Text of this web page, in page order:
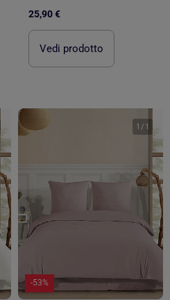
25,90 €
Vedi prodotto
1 / 1
-53%